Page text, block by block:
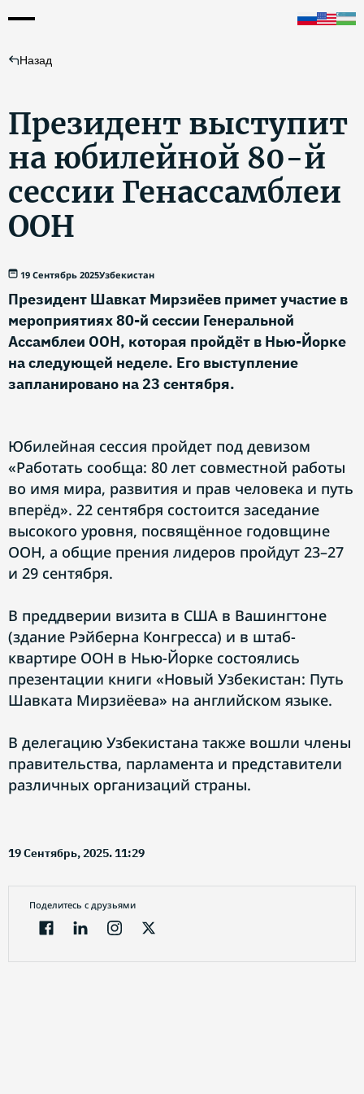
Назад
Президент выступит
на юбилейной 80-й
сессии Генассамблеи
ООН
19 Сентябрь 2025Узбекистан
Президент Шавкат Мирзиёев примет участие в
мероприятиях 80-й сессии Генеральной
Ассамблеи ООН, которая пройдёт в Нью-Йорке
на следующей неделе. Его выступление
запланировано на 23 сентября.
Юбилейная сессия пройдет под девизом
«Работать сообща: 80 лет совместной работы
во имя мира, развития и прав человека и путь
вперёд». 22 сентября состоится заседание
высокого уровня, посвящённое годовщине
ООН, а общие прения лидеров пройдут 23–27
и 29 сентября.
В преддверии визита в США в Вашингтоне
(здание Рэйберна Конгресса) и в штаб-
квартире ООН в Нью-Йорке состоялись
презентации книги «Новый Узбекистан: Путь
Шавката Мирзиёева» на английском языке.
В делегацию Узбекистана также вошли члены
правительства, парламента и представители
различных организаций страны.
19 Сентябрь, 2025. 11:29
Поделитесь с друзьями